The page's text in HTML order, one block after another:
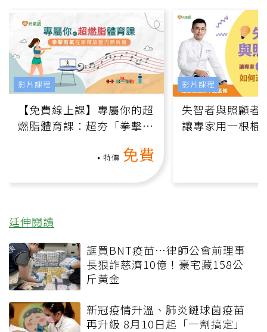
【免費線上課】專屬你的超
燃脂體育課：超夯「拳擊有
特價 免費
影片課程
失智者與照顧者
讓專家用一根棍
影片課程
延伸閱讀
誆買BNT疫苗…律師公會前理事
長狠詐慈濟10億！豪宅藏158公
斤黃金
新冠疫情升溫、肺炎鏈球菌疫苗
再升級 8月10日起「一劑搞定」